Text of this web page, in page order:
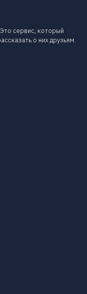
сервис, который
о них друзьям.